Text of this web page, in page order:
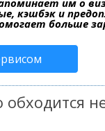
им о
кэшбэк и
больше
обходится